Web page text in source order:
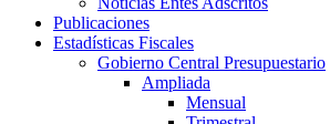
Publicaciones
Estadísticas Fiscales
Gobierno Central Presupuestario
Ampliada
Mensual